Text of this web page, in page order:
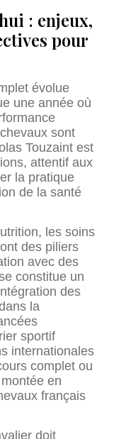
: enjeux,
pour
évolue
une année où
sont
Touzaint est
attentif aux
la pratique
de la santé
les soins
des piliers
avec des
constitue un
des
la
sportif
internationales
complet ou
en
français
doit